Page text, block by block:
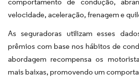
velocidade, aceleração, frenagem e
As seguradoras utilizam esses
prêmios com base nos hábitos de
abordagem recompensa os
mais baixas, promovendo um